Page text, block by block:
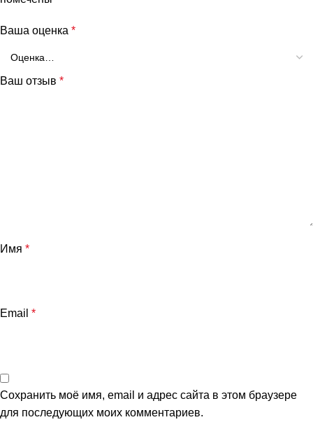
Ваша оценка *
Ваш отзыв *
Имя *
Email *
Сохранить моё имя, email и адрес сайта в этом браузере
для последующих моих комментариев.